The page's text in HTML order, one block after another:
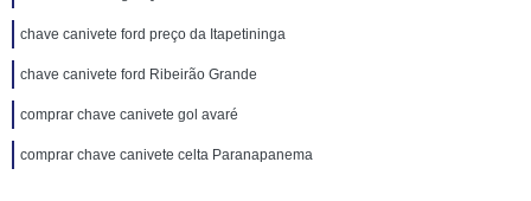
chave canivete ford preço da Itapetininga
chave canivete ford Ribeirão Grande
comprar chave canivete gol avaré
comprar chave canivete celta Paranapanema